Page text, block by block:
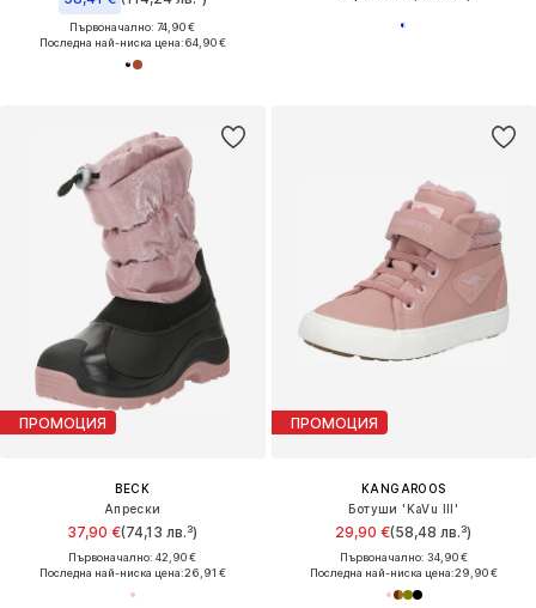
Първоначално: 74,90 €
Последна най-ниска цена:64,90 €
ПРОМОЦИЯ
BECK
Апрески
37,90 €(74,13 лв.³)
Първоначално: 42,90 €
Последна най-ниска цена:26,91 €
ПРОМОЦИЯ
KANGAROOS
Ботуши 'KaVu III'
29,90 €(58,48 лв.³)
Първоначално: 34,90 €
Последна най-ниска цена:29,90 €